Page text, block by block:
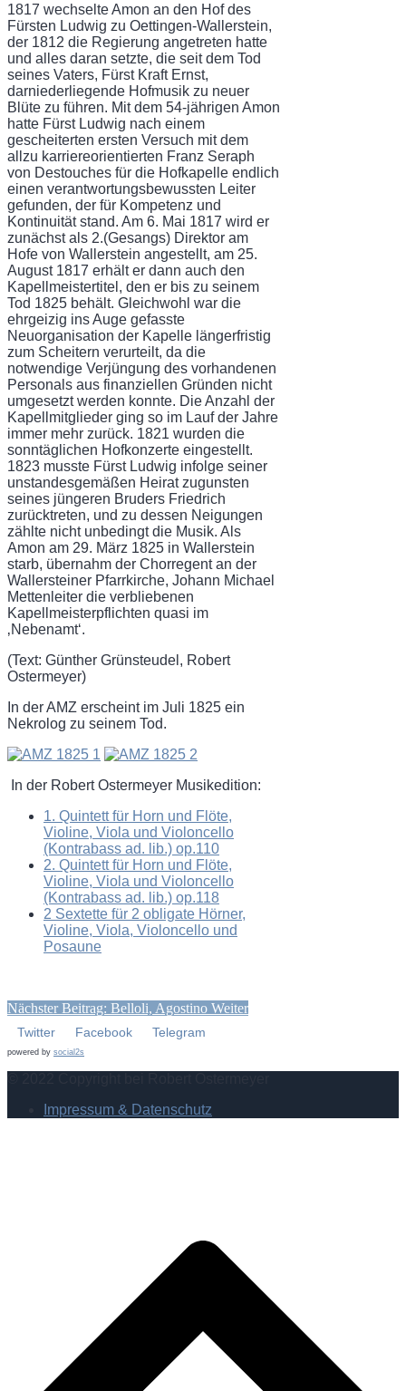
1817 wechselte Amon an den Hof des
Fürsten Ludwig zu Oettingen-Wallerstein,
der 1812 die Regierung angetreten hatte
und alles daran setzte, die seit dem Tod
seines Vaters, Fürst Kraft Ernst,
darniederliegende Hofmusik zu neuer
Blüte zu führen. Mit dem 54-jährigen Amon
hatte Fürst Ludwig nach einem
gescheiterten ersten Versuch mit dem
allzu karriereorientierten Franz Seraph
von Destouches für die Hofkapelle endlich
einen verantwortungsbewussten Leiter
gefunden, der für Kompetenz und
Kontinuität stand. Am 6. Mai 1817 wird er
zunächst als 2.(Gesangs) Direktor am
Hofe von Wallerstein angestellt, am 25.
August 1817 erhält er dann auch den
Kapellmeistertitel, den er bis zu seinem
Tod 1825 behält. Gleichwohl war die
ehrgeizig ins Auge gefasste
Neuorganisation der Kapelle längerfristig
zum Scheitern verurteilt, da die
notwendige Verjüngung des vorhandenen
Personals aus finanziellen Gründen nicht
umgesetzt werden konnte. Die Anzahl der
Kapellmitglieder ging so im Lauf der Jahre
immer mehr zurück. 1821 wurden die
sonntäglichen Hofkonzerte eingestellt.
1823 musste Fürst Ludwig infolge seiner
unstandesgemäßen Heirat zugunsten
seines jüngeren Bruders Friedrich
zurücktreten, und zu dessen Neigungen
zählte nicht unbedingt die Musik. Als
Amon am 29. März 1825 in Wallerstein
starb, übernahm der Chorregent an der
Wallersteiner Pfarrkirche, Johann Michael
Mettenleiter die verbliebenen
Kapellmeisterpflichten quasi im
‚Nebenamt‘.
(Text: Günther Grünsteudel, Robert
Ostermeyer)
In der AMZ erscheint im Juli 1825 ein
Nekrolog zu seinem Tod.
In der Robert Ostermeyer Musikedition:
1. Quintett für Horn und Flöte,
Violine, Viola und Violoncello
(Kontrabass ad. lib.) op.110
2. Quintett für Horn und Flöte,
Violine, Viola und Violoncello
(Kontrabass ad. lib.) op.118
2 Sextette für 2 obligate Hörner,
Violine, Viola, Violoncello und
Posaune
Nächster Beitrag: Belloli, Agostino Weiter
Twitter Facebook Telegram
powered by social2s
Impressum & Datenschutz